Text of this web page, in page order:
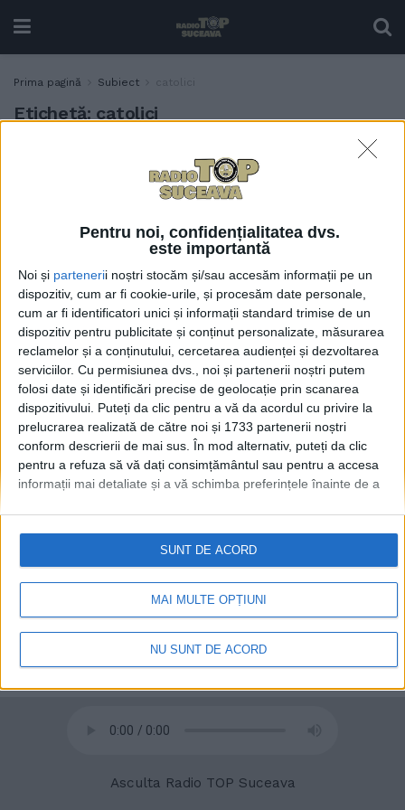
Pentru noi, confidențialitatea dvs.
este importantă
Noi și partenerii noștri stocăm și/sau accesăm informații pe un
dispozitiv, cum ar fi cookie-urile, și procesăm date personale,
cum ar fi identificatori unici și informații standard trimise de un
dispozitiv pentru publicitate și conținut personalizate, măsurarea
reclamelor și a conținutului, cercetarea audienței și dezvoltarea
serviciilor. Cu permisiunea dvs., noi și partenerii noștri putem
folosi date și identificări precise de geolocație prin scanarea
dispozitivului. Puteți da clic pentru a vă da acordul cu privire la
prelucrarea realizată de către noi și 1733 partenerii noștri
conform descrierii de mai sus. În mod alternativ, puteți da clic
pentru a refuza să vă dați consimțământul sau pentru a accesa
informații mai detaliate și a vă schimba preferințele înainte de a
retrageți consimțământul în orice moment, revenind la acest site
și făcând clic pe butonul "Confidențialitate" din partea de jos a
paginii web.
MAI MULTE OPȚIUNI
NU SUNT DE ACORD
SUNT DE ACORD
Prima pagină Subiect catolici
Etichetă: catolici
Biserică renovată, la 101 ani
de la zidirea ei
8 NOIEMBRIE, 2021
© 2020 Radio TOP Suceava 104 FM
Asculta Radio TOP Suceava